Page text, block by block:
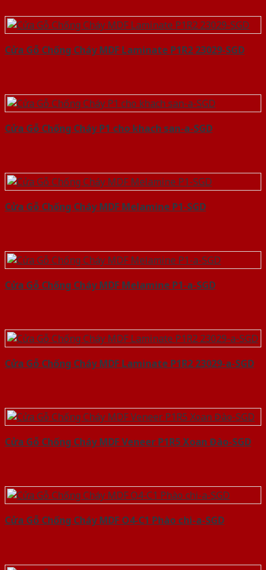
Cửa Gỗ Chống Cháy MDF Laminate P1R2 23029-SGD
Cửa Gỗ Chống Cháy P1 cho khach san-a-SGD
Cửa Gỗ Chống Cháy MDF Melamine P1-SGD
Cửa Gỗ Chống Cháy MDF Melamine P1-a-SGD
Cửa Gỗ Chống Cháy MDF Laminate P1R2 23029-a-SGD
Cửa Gỗ Chống Cháy MDF Veneer P1R5 Xoan Đào-SGD
Cửa Gỗ Chống Cháy MDF O4-C1 Phào chi-a-SGD